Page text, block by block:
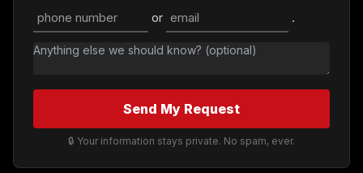
or
.
Send My Request
🔒 Your information stays private. No spam, ever.